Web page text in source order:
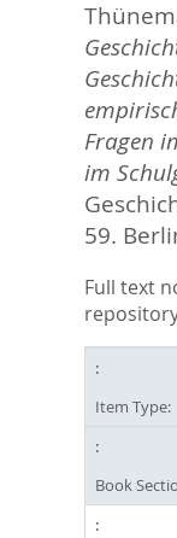
Fragen
im
59.
Full text
Item Type:
Book